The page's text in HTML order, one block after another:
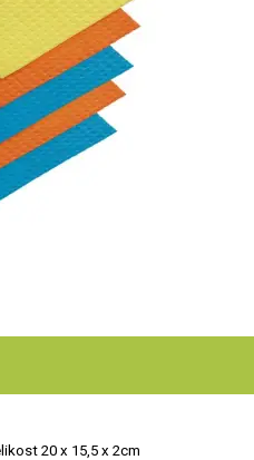
20 x 15,5 x 2cm